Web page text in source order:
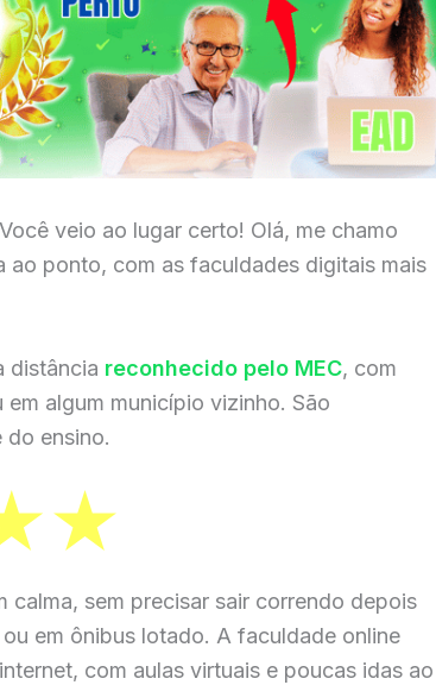
veio ao lugar certo! Olá, me chamo
ao ponto, com as faculdades digitais mais
distância reconhecido pelo MEC, com
algum município vizinho. São
do ensino.
calma, sem precisar sair correndo depois
em ônibus lotado. A faculdade online
com aulas virtuais e poucas idas ao